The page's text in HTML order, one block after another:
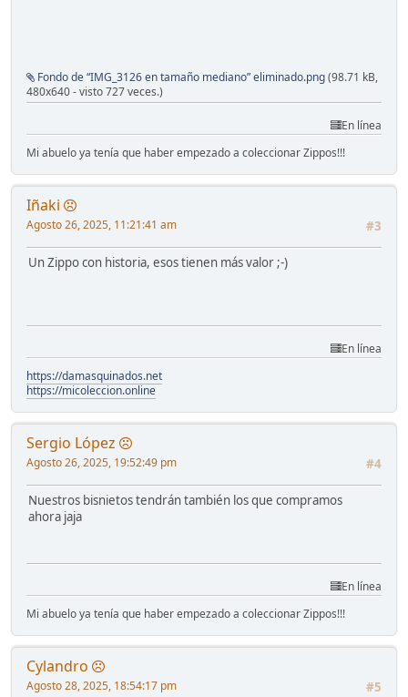
Fondo de “IMG_3126 en tamaño mediano” eliminado.png(98.71 kB,
480x640 - visto 727 veces.)
En línea
Mi abuelo ya tenía que haber empezado a coleccionar Zippos!!!
Iñaki
#3
Agosto 26, 2025, 11:21:41 am
Un Zippo con historia, esos tienen más valor ;-)
En línea
https://damasquinados.net
https://micoleccion.online
Sergio López
#4
Agosto 26, 2025, 19:52:49 pm
Nuestros bisnietos tendrán también los que compramos
ahora jaja
En línea
Mi abuelo ya tenía que haber empezado a coleccionar Zippos!!!
Cylandro
#5
Agosto 28, 2025, 18:54:17 pm